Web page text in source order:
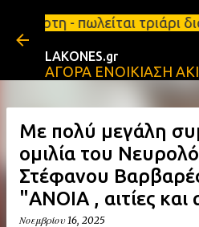
Μετάβαση στο
πωλείται
LAKONES.gr
ΑΓΟΡΑ ΕΝΟΙΚΙΑΣΗ
Με πολύ μεγάλη
ομιλία του
Στέφανου
"ΑΝΟΙΑ , αιτίες και
Νοεμβρίου 16, 2025